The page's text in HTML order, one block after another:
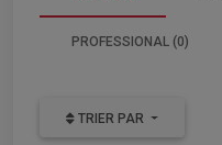
PROFESSIONAL (0)
TRIER PAR